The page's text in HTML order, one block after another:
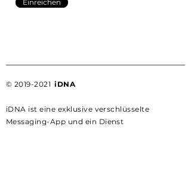
Einreichen
© 2019-2021 iDNA
iDNA ist eine exklusive verschlüsselte
Messaging-App und ein Dienst